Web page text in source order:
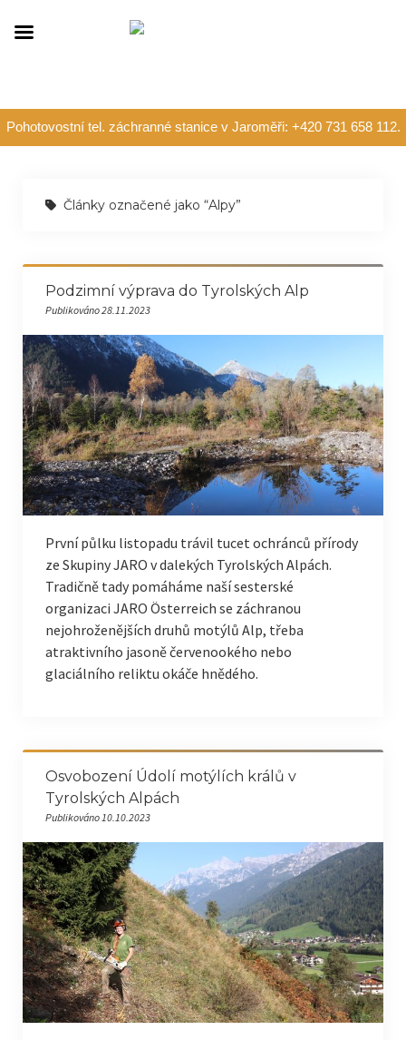
Pohotovostní tel. záchranné stanice v Jaroměři: +420 731 658 112.
Články označené jako “Alpy”
Podzimní výprava do Tyrolských Alp
Publikováno 28.11.2023
První půlku listopadu trávil tucet ochránců přírody
ze Skupiny JARO v dalekých Tyrolských Alpách.
Tradičně tady pomáháme naší sesterské
organizaci JARO Österreich se záchranou
nejohroženějších druhů motýlů Alp, třeba
atraktivního jasoně červenookého nebo
glaciálního reliktu okáče hnědého.
Osvobození Údolí motýlích králů v
Tyrolských Alpách
Publikováno 10.10.2023